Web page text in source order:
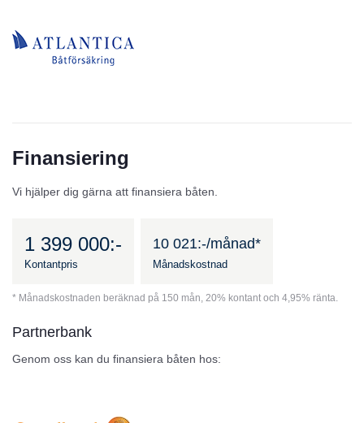
Finansiering
Vi hjälper dig gärna att finansiera båten.
1 399 000:-
Kontantpris
10 021:-/månad*
Månadskostnad
* Månadskostnaden beräknad på 150 mån, 20% kontant och 4,95% ränta.
Partnerbank
Genom oss kan du finansiera båten hos: